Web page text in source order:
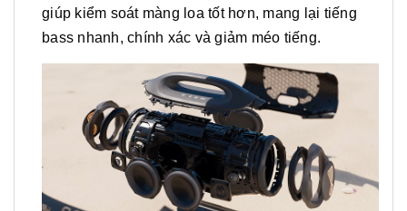
giúp kiểm soát màng loa tốt hơn, mang lại tiếng
bass nhanh, chính xác và giảm méo tiếng.